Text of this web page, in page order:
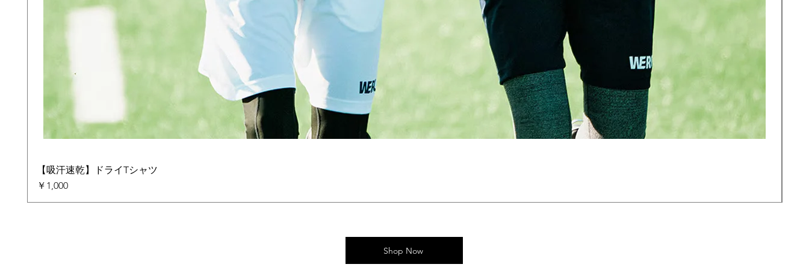
【吸汗速乾】ドライTシャツ
価格
￥1,000
Shop Now